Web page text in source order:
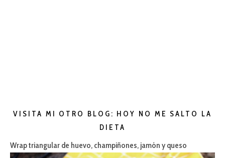
VISITA MI OTRO BLOG: HOY NO ME SALTO LA
DIETA
Wrap triangular de huevo, champiñones, jamón y queso